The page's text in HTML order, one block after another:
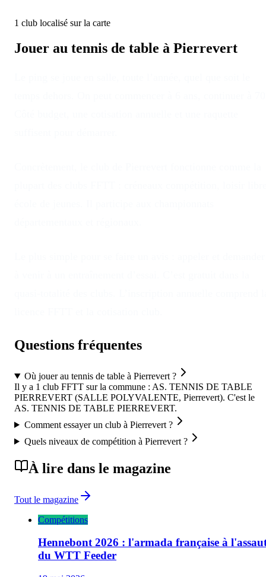
1 club localisé sur la carte
Jouer au tennis de table à Pierrevert
Questions fréquentes
Où jouer au tennis de table à Pierrevert ?
Il y a 1 club FFTT sur la commune : AS. TENNIS DE TABLE
PIERREVERT (SALLE POLYVALENTE, Pierrevert). C'est le
AS. TENNIS DE TABLE PIERREVERT.
Comment essayer un club à Pierrevert ?
Quels niveaux de compétition à Pierrevert ?
À lire dans le magazine
Tout le magazine
Compétitions
Hennebont 2026 : l'armada française à
du WTT Feeder